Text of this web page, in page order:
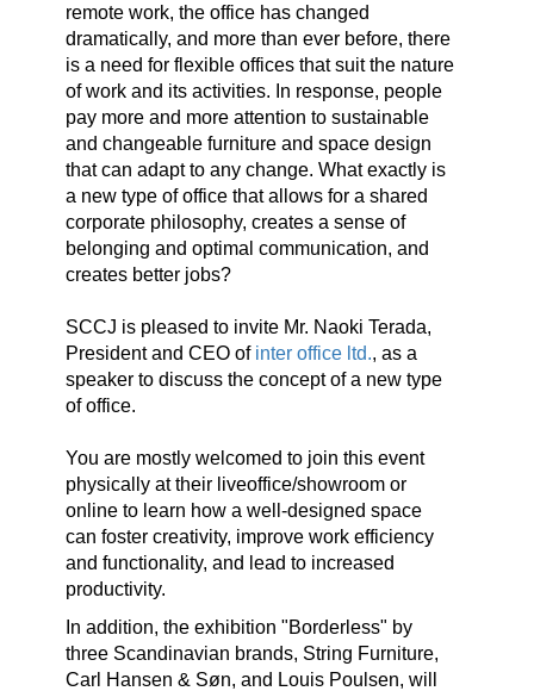
remote work, the office has changed
dramatically, and more than ever before, there
is a need for flexible offices that suit the nature
of work and its activities. In response, people
pay more and more attention to sustainable
and changeable furniture and space design
that can adapt to any change. What exactly is
a new type of office that allows for a shared
corporate philosophy, creates a sense of
belonging and optimal communication, and
creates better jobs?
SCCJ is pleased to invite Mr. Naoki Terada,
President and CEO of inter office ltd., as a
speaker to discuss the concept of a new type
of office.
You are mostly welcomed to join this event
physically at their liveoffice/showroom or
online to learn how a well-designed space
can foster creativity, improve work efficiency
and functionality, and lead to increased
productivity.
In addition, the exhibition "Borderless" by
three Scandinavian brands, String Furniture,
Carl Hansen & Søn, and Louis Poulsen, will